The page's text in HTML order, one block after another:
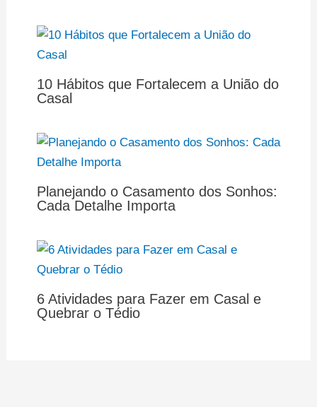
10 Hábitos que Fortalecem a União do
Casal
Planejando o Casamento dos Sonhos:
Cada Detalhe Importa
6 Atividades para Fazer em Casal e
Quebrar o Tédio